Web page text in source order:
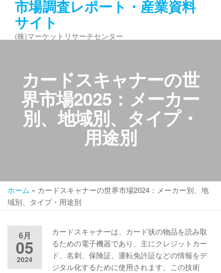
ン
市場調査レポート・産業資料
サイト
(株)マーケットリサーチセンター
カードスキャナーの世
界市場2025：メーカー
別、地域別、タイプ・
用途別
ホーム » カードスキャナーの世界市場2024：メーカー別、地
域別、タイプ・用途別
6月
05
2024
カードスキャナーは、カード状の物品を読み取
るための電子機器であり、主にクレジットカー
ド、名刺、保険証、運転免許証などの情報をデ
ジタル化するために使用されます。この技術